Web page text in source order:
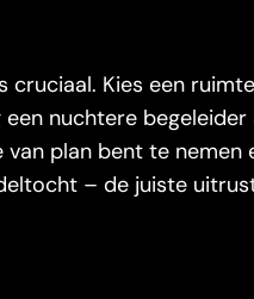
Kies een
nuchtere
plan bent te
– de juiste